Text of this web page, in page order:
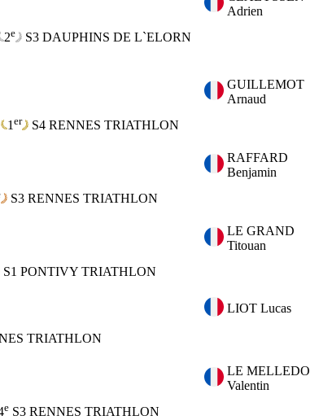
Adrien
2e S3 DAUPHINS DE L`ELORN
GUILLEMOT
Arnaud
1 er S4 RENNES TRIATHLON
RAFFARD
Benjamin
S3 RENNES TRIATHLON
LE GRAND
Titouan
S1 PONTIVY TRIATHLON
LIOT Lucas
TRIATHLON
LE MELLEDO
Valentin
e S3 RENNES TRIATHLON